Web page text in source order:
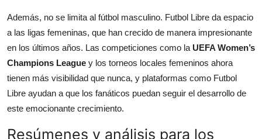
Además, no se limita al fútbol masculino. Futbol Libre da espacio
a las ligas femeninas, que han crecido de manera impresionante
en los últimos años. Las competiciones como la UEFA Women’s
Champions League y los torneos locales femeninos ahora
tienen más visibilidad que nunca, y plataformas como Futbol
Libre ayudan a que los fanáticos puedan seguir el desarrollo de
este emocionante crecimiento.
Resúmenes y análisis para los